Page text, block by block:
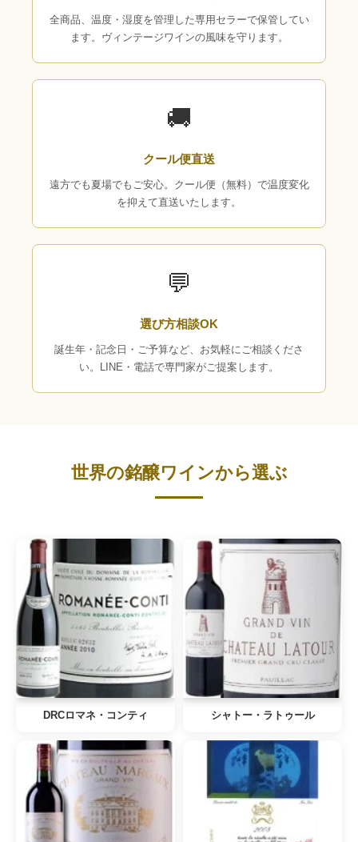
全商品、温度・湿度を管理した専用セラーで保管してい
ます。ヴィンテージワインの風味を守ります。
🚚
クール便直送
遠方でも夏場でもご安心。クール便（無料）で温度変化
を抑えて直送いたします。
💬
選び方相談OK
誕生年・記念日・ご予算など、お気軽にご相談くださ
い。LINE・電話で専門家がご提案します。
世界の銘醸ワインから選ぶ
DRCロマネ・コンティ シャトー・ラトゥール